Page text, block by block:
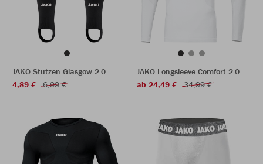
JAKO Stutzen Glasgow 2.0
4,89 €
6,99 €
JAKO Longsleeve Comfort 2.0
ab 24,49 €
34,99 €